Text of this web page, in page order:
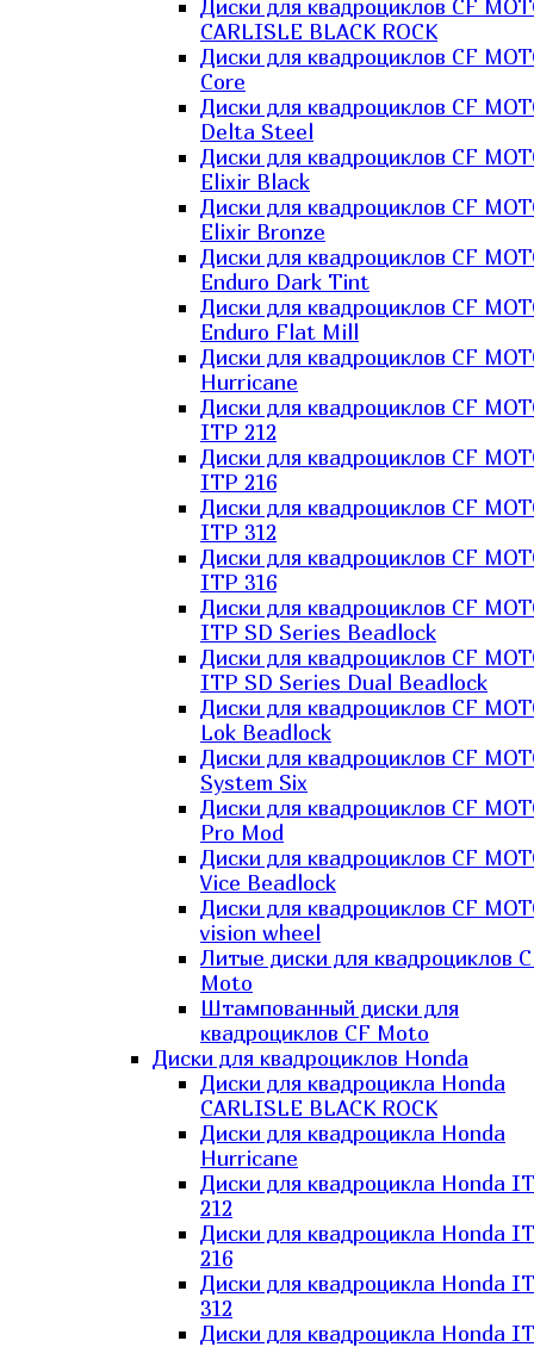
Диски для квадроциклов CF
CARLISLE BLACK ROCK
Диски для квадроциклов CF
Core
Диски для квадроциклов CF
Delta Steel
Диски для квадроциклов CF
Elixir Black
Диски для квадроциклов CF
Elixir Bronze
Диски для квадроциклов CF
Enduro Dark Tint
Диски для квадроциклов CF
Enduro Flat Mill
Диски для квадроциклов CF
Hurricane
Диски для квадроциклов CF
ITP 212
Диски для квадроциклов CF
ITP 216
Диски для квадроциклов CF
ITP 312
Диски для квадроциклов CF
ITP 316
Диски для квадроциклов CF
ITP SD Series Beadlock
Диски для квадроциклов CF
ITP SD Series Dual Beadlock
Диски для квадроциклов CF
Lok Beadlock
Диски для квадроциклов CF
System Six
Диски для квадроциклов CF
Pro Mod
Диски для квадроциклов CF
Vice Beadlock
Диски для квадроциклов CF
vision wheel
Литые диски для квадроциклов
Moto
Штампованный диски для
квадроциклов CF Moto
Диски для квадроциклов Honda
Диски для квадроцикла Honda
CARLISLE BLACK ROCK
Диски для квадроцикла Honda
Hurricane
Диски для квадроцикла Honda
212
Диски для квадроцикла Honda
216
Диски для квадроцикла Honda
312
Диски для квадроцикла Honda